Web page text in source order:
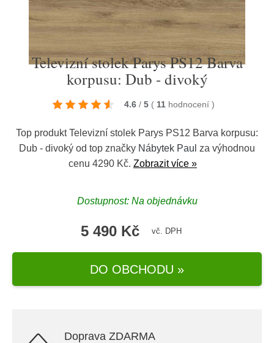
Televizní stolek Parys PS12 Barva
korpusu: Dub - divoký
4.6 / 5 ( 11 hodnocení )
Top produkt Televizní stolek Parys PS12 Barva korpusu:
Dub - divoký od top značky Nábytek Paul za výhodnou
cenu 4290 Kč. Zobrazit více »
Dostupnost: Na objednávku
5 490 Kč vč. DPH
DO OBCHODU »
Doprava ZDARMA